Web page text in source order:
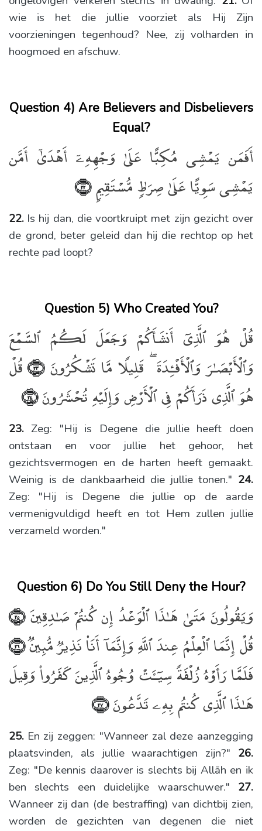
wie is het die jullie voorziet als Hij Zijn
voorzieningen tegenhoud? Nee, zij volharden in
hoogmoed en afschuw.
Question 4) Are Believers and Disbelievers
Equal?
22. Is hij dan, die voortkruipt met zijn gezicht over
de grond, beter geleid dan hij die rechtop op het
rechte pad loopt?
أَفَمَن يَمْشِى مُكِبًّا عَلَىٰ وَجْهِهِۦٓ أَهْدَىٰٓ أَمَّن
يَمْشِى سَوِيًّا عَلَىٰ صِرَٰطٍۢ مُّسْتَقِيمٍۢ﴿٢٢﴾
Question 5) Who Created You?
23. Zeg: "Hij is Degene die jullie heeft doen
ontstaan en voor jullie het gehoor, het
gezichtsvermogen en de harten heeft gemaakt.
Weinig is de dankbaarheid die jullie tonen." 24.
Zeg: "Hij is Degene die jullie op de aarde
vermenigvuldigd heeft en tot Hem zullen jullie
verzameld worden."
قُلْ هُوَ ٱلَّذِىٓ أَنشَأَكُمْ وَجَعَلَ لَكُمُ ٱلسَّمْعَ
وَٱلْأَبْصَـٰرَ وَٱلْأَفْـِٔدَةَ ۖ قَلِيلًۭا مَّا تَشْكُرُونَ﴿٢٣﴾
قُلْ
هُوَ ٱلَّذِى ذَرَأَكُمْ فِى ٱلْأَرْضِ وَإِلَيْهِ تُحْشَرُونَ﴿٢٤﴾
Question 6) Do You Still Deny the Hour?
25. En zij zeggen: "Wanneer zal deze aanzegging
plaatsvinden, als jullie waarachtigen zijn?" 26.
Zeg: "De kennis daarover is slechts bij Allāh en ik
ben slechts een duidelijke waarschuwer." 27.
Wanneer zij dan (de bestraffing) van dichtbij zien,
worden de gezichten van degenen die niet
وَيَقُولُونَ مَتَىٰ هَـٰذَا ٱلْوَعْدُ إِن كُنتُمْ صَـٰدِقِينَ﴿٢٥﴾
قُلْ إِنَّمَا ٱلْعِلْمُ عِندَ ٱللَّهِ وَإِنَّمَآ أَنَا۠ نَذِيرٌۭ مُّبِينٌۭ﴿٢٦﴾
فَلَمَّا رَأَوْهُ زُلْفَةًۭ سِيٓـَٔتْ وُجُوهُ ٱلَّذِينَ كَفَرُوا۟ وَقِيلَ
هَـٰذَا ٱلَّذِى كُنتُم بِهِۦ تَدَّعُونَ﴿٢٧﴾